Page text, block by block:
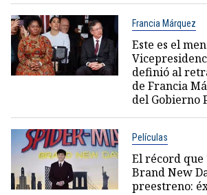
Francia Márquez
Este es el
definió al
de Francia
del Gobierno
Películas
El récord
Brand New
preestreno: